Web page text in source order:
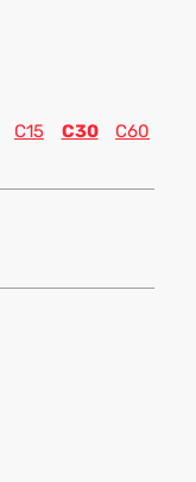
C15 C30
C60